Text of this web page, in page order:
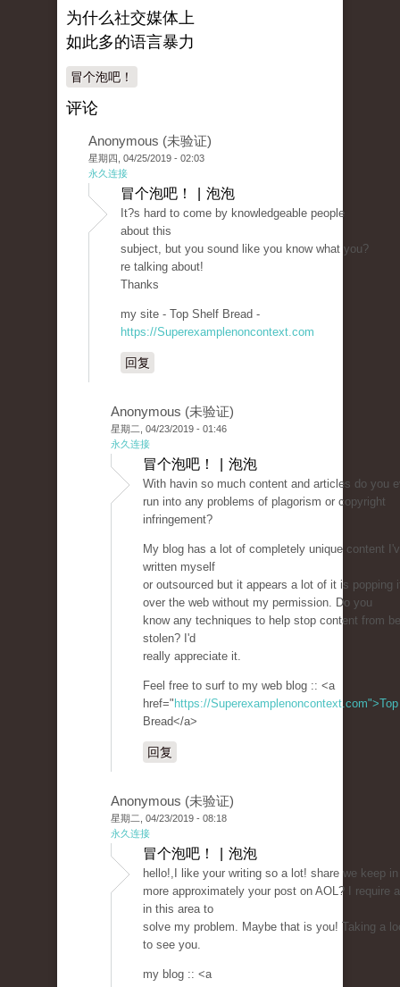
为什么社交媒体上
如此多的语言暴力
冒个泡吧！
评论
Anonymous (未验证)
星期四, 04/25/2019 - 02:03
永久连接
冒个泡吧！ | 泡泡
It?s hard to come by knowledgeable people
about this
subject, but you sound like you know what you?
re talking about!
Thanks
my site - Top Shelf Bread -
https://Superexamplenoncontext.com
回复
Anonymous (未验证)
星期二, 04/23/2019 - 01:46
永久连接
冒个泡吧！ | 泡泡
With havin so much content and articles do you
run into any problems of plagorism or copyright
infringement?
My blog has a lot of completely unique content
written myself
or outsourced but it appears a lot of it is popping
over the web without my permission. Do you
know any techniques to help stop content from
stolen? I'd
really appreciate it.
Feel free to surf to my web blog :: <a
href=" https://Superexamplenoncontext.com">Top
Bread</a>
回复
Anonymous (未验证)
星期二, 04/23/2019 - 08:18
永久连接
冒个泡吧！ | 泡泡
hello!,I like your writing so a lot! share we keep
more approximately your post on AOL? I require
in this area to
solve my problem. Maybe that is you! Taking a
to see you.
my blog :: <a